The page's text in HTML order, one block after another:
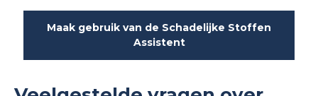
Maak gebruik van de Schadelijke Stoffen
Assistent